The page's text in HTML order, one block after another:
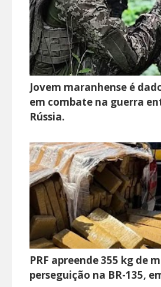
Jovem maranhense é
em combate na guerra
Rússia.
PRF apreende 355 kg de
perseguição na BR-135,